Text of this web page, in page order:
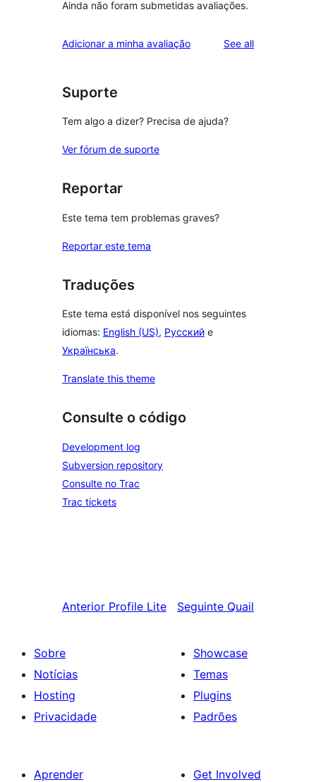
Ainda não foram submetidas avaliações.
Adicionar a minha avaliação See allreviews
Suporte
Tem algo a dizer? Precisa de ajuda?
Ver fórum de suporte
Reportar
Este tema tem problemas graves?
Reportar este tema
Traduções
Este tema está disponível nos seguintes
idiomas: English (US), Русский e
Українська.
Translate this theme
Consulte o código
Development log
Subversion repository
Consulte no Trac
Trac tickets
Anterior Profile Lite Seguinte Quail
Sobre
Notícias
Hosting
Privacidade
Showcase
Temas
Plugins
Padrões
Aprender
Get Involved